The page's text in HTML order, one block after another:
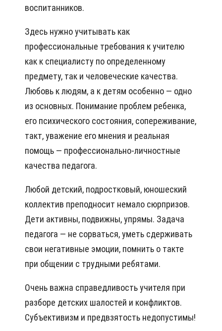
воспитанников.
Здесь нужно учитывать как
профессиональные требования к учителю
как к специалисту по определенному
предмету, так и человеческие качества.
Любовь к людям, а к детям особенно — одно
из основных. Понимание проблем ребенка,
его психического состояния, сопереживание,
такт, уважение его мнения и реальная
помощь — профессионально-личностные
качества педагога.
Любой детский, подростковый, юношеский
коллектив преподносит немало сюрпризов.
Дети активны, подвижны, упрямы. Задача
педагога — не сорваться, уметь сдерживать
свои негативные эмоции, помнить о такте
при общении с трудными ребятами.
Очень важна справедливость учителя при
разборе детских шалостей и конфликтов.
Субъективизм и предвзятость недопустимы!